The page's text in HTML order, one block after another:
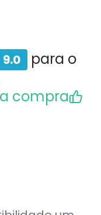
desses
versão em
e passa a
já na caixa,
encaixe para
a maioria das
9.0
para o
compra